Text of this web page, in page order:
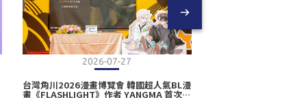
2026-07-27
台灣角川2026漫畫博覽會 韓國超人氣BL漫
畫《FLASHLIGHT》作者 YANGMA 首次來